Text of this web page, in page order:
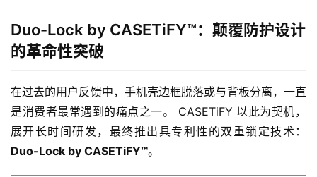
Duo-Lock by CASETiFY™：颠覆防护设计
的革命性突破
在过去的用户反馈中，手机壳边框脱落或与背板分离，一直
是消费者最常遇到的痛点之一。 CASETiFY 以此为契机，
展开长时间研发，最终推出具专利性的双重锁定技术：
Duo-Lock by CASETiFY™。